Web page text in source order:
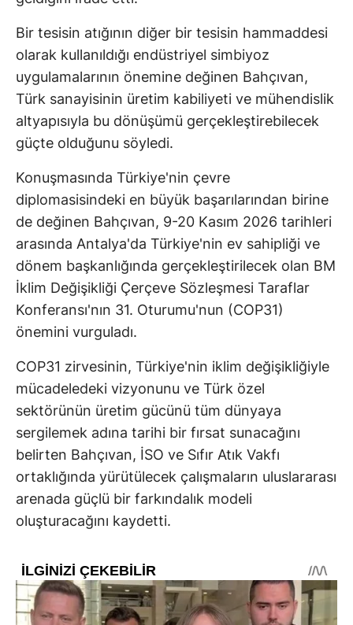
Bir tesisin atığının diğer bir tesisin hammaddesi
olarak kullanıldığı endüstriyel simbiyoz
uygulamalarının önemine değinen Bahçıvan,
Türk sanayisinin üretim kabiliyeti ve mühendislik
altyapısıyla bu dönüşümü gerçekleştirebilecek
güçte olduğunu söyledi.
Konuşmasında Türkiye'nin çevre
diplomasisindeki en büyük başarılarından birine
de değinen Bahçıvan, 9-20 Kasım 2026 tarihleri
arasında Antalya'da Türkiye'nin ev sahipliği ve
dönem başkanlığında gerçekleştirilecek olan BM
İklim Değişikliği Çerçeve Sözleşmesi Taraflar
Konferansı'nın 31. Oturumu'nun (COP31)
önemini vurguladı.
COP31 zirvesinin, Türkiye'nin iklim değişikliğiyle
mücadeledeki vizyonunu ve Türk özel
sektörünün üretim gücünü tüm dünyaya
sergilemek adına tarihi bir fırsat sunacağını
belirten Bahçıvan, İSO ve Sıfır Atık Vakfı
ortaklığında yürütülecek çalışmaların uluslararası
arenada güçlü bir farkındalık modeli
oluşturacağını kaydetti.